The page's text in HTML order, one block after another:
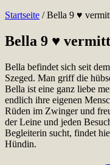
Startseite /Bella 9 ♥
Bella 9 ♥
Bella befindet sich seit
Szeged. Man griff die
Bella ist eine ganz liebe
endlich ihre eigenen
Rüden im Zwinger und
der Leine und jeden
Begleiterin sucht, findet
Hündin.